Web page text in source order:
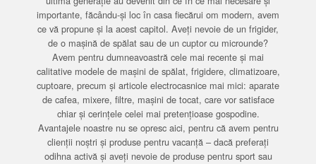
importante, făcându-și loc în casa fiecărui om modern, avem
ce vă propune și la acest capitol. Aveți nevoie de un frigider,
de o mașină de spălat sau de un cuptor cu microunde?
Avem pentru dumneavoastră cele mai recente și mai
calitative modele de mașini de spălat, frigidere, climatizoare,
cuptoare, precum și articole electrocasnice mai mici: aparate
de cafea, mixere, filtre, mașini de tocat, care vor satisface
chiar și cerințele celei mai pretențioase gospodine.
Avantajele noastre nu se opresc aici, pentru că avem pentru
clienții noștri și produse pentru vacanță – dacă preferați
odihna activă și aveți nevoie de produse pentru sport sau